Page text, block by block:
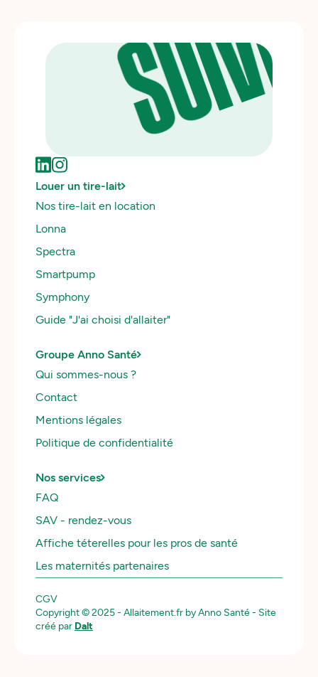
Louer un tire-lait
Nos tire-lait en location
Lonna
Spectra
Smartpump
Symphony
Guide "J'ai choisi d'allaiter"
Groupe Anno Santé
Qui sommes-nous ?
Contact
Mentions légales
Politique de confidentialité
Nos services
FAQ
SAV - rendez-vous
Affiche téterelles pour les pros de santé
Les maternités partenaires
CGV
Copyright © 2025 - Allaitement.fr by Anno Santé - Site
créé par Dalt